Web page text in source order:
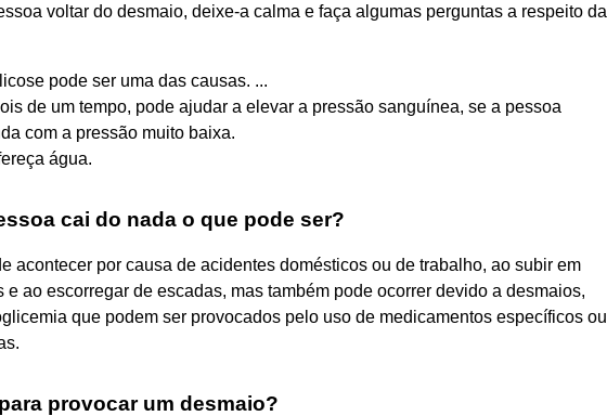
voltar do desmaio, deixe-a calma e faça algumas perguntas a respeito da
pode ser uma das causas. ...
de um tempo, pode ajudar a elevar a pressão sanguínea, se a pessoa
com a pressão muito baixa.
água.
cai do nada o que pode ser?
acontecer por causa de acidentes domésticos ou de trabalho, ao subir em
e ao escorregar de escadas, mas também pode ocorrer devido a desmaios,
que podem ser provocados pelo uso de medicamentos específicos ou
provocar um desmaio?